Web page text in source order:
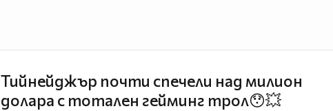
Тийнейджър почти спечели над милион
долара с тотален гейминг трол😯💥